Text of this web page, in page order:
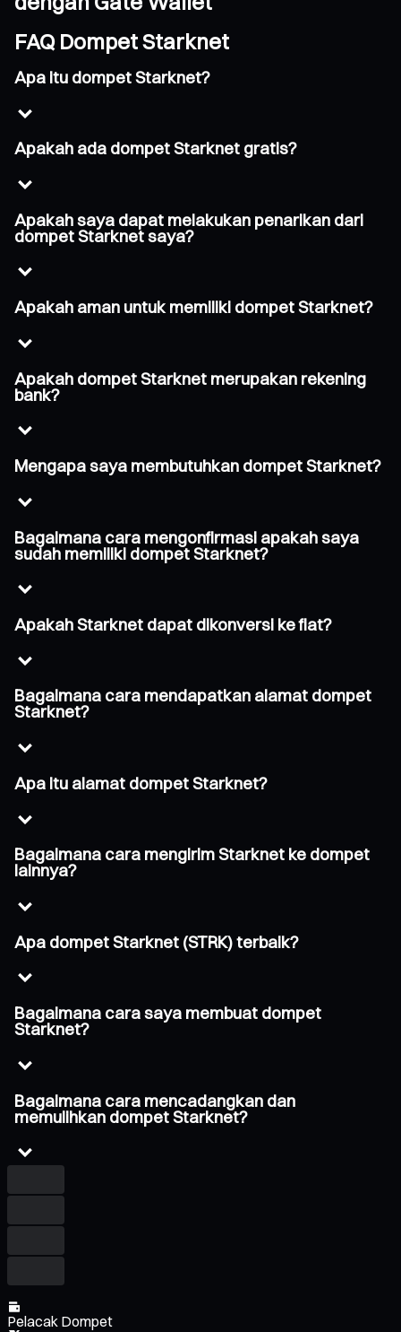
FAQ Dompet Starknet
Apa itu dompet Starknet?
Apakah ada dompet Starknet gratis?
Apakah saya dapat melakukan penarikan dari
dompet Starknet saya?
Apakah aman untuk memiliki dompet Starknet?
Apakah dompet Starknet merupakan rekening
bank?
Mengapa saya membutuhkan dompet Starknet?
Bagaimana cara mengonfirmasi apakah saya
sudah memiliki dompet Starknet?
Apakah Starknet dapat dikonversi ke fiat?
Bagaimana cara mendapatkan alamat dompet
Starknet?
Apa itu alamat dompet Starknet?
Bagaimana cara mengirim Starknet ke dompet
lainnya?
Apa dompet Starknet (STRK) terbaik?
Bagaimana cara saya membuat dompet
Starknet?
Bagaimana cara mencadangkan dan
memulihkan dompet Starknet?
Pelacak Dompet